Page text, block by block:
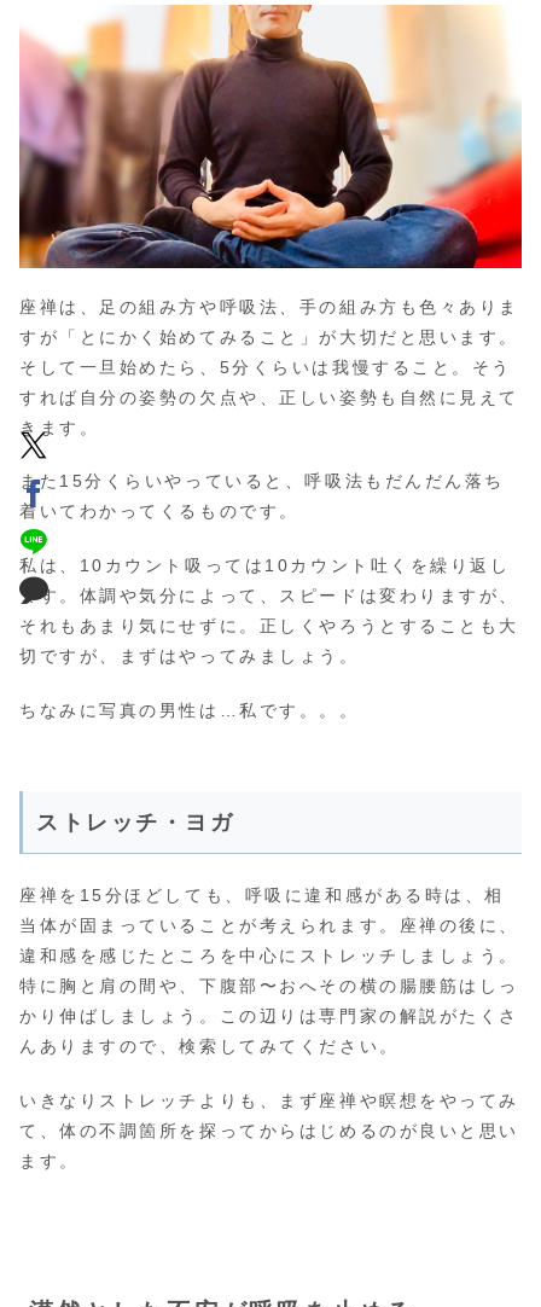
座禅は、足の組み方や呼吸法、手の組み方も色々ありま
すが「とにかく始めてみること」が大切だと思います。
そして一旦始めたら、5分くらいは我慢すること。そう
すれば自分の姿勢の欠点や、正しい姿勢も自然に見えて
きます。
また15分くらいやっていると、呼吸法もだんだん落ち
着いてわかってくるものです。
私は、10カウント吸っては10カウント吐くを繰り返し
ます。体調や気分によって、スピードは変わりますが、
それもあまり気にせずに。正しくやろうとすることも大
切ですが、まずはやってみましょう。
ちなみに写真の男性は…私です。。。
ストレッチ・ヨガ
座禅を15分ほどしても、呼吸に違和感がある時は、相
当体が固まっていることが考えられます。座禅の後に、
違和感を感じたところを中心にストレッチしましょう。
特に胸と肩の間や、下腹部〜おへその横の腸腰筋はしっ
かり伸ばしましょう。この辺りは専門家の解説がたくさ
んありますので、検索してみてください。
いきなりストレッチよりも、まず座禅や瞑想をやってみ
て、体の不調箇所を探ってからはじめるのが良いと思い
ます。